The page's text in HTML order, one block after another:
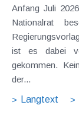
Anfang Juli
Nationalrat
ist es dabei
gekommen. Kein Progressionsvorbehalt bei der Erhöhung
der...
Langtext